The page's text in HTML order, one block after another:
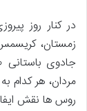
در کنار روز
زمستان،
جادوی
مردان، هر کدام
روس ها نقش